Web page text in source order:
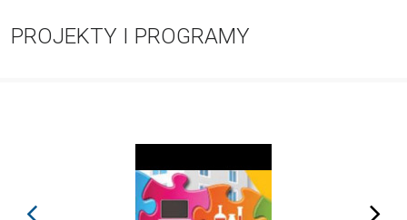
PROJEKTY I PROGRAMY
prev next